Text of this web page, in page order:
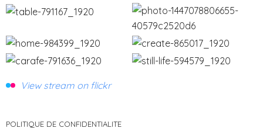
View stream on flickr
POLITIQUE DE CONFIDENTIALITE